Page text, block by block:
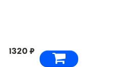
1320 ₽